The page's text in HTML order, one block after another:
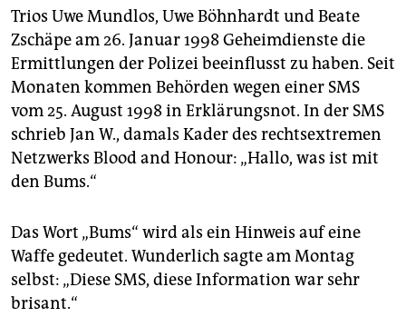
Trios Uwe Mundlos, Uwe Böhnhardt und Beate
Zschäpe am 26. Januar 1998 Geheimdienste die
Ermittlungen der Polizei beeinflusst zu haben. Seit
Monaten kommen Behörden wegen einer SMS
vom 25. August 1998 in Erklärungsnot. In der SMS
schrieb Jan W., damals Kader des rechtsextremen
Netzwerks Blood and Honour: „Hallo, was ist mit
den Bums.“
Das Wort „Bums“ wird als ein Hinweis auf eine
Waffe gedeutet. Wunderlich sagte am Montag
selbst: „Diese SMS, diese Information war sehr
brisant.“